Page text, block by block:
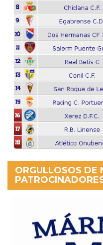
ORGULLOSOS DE